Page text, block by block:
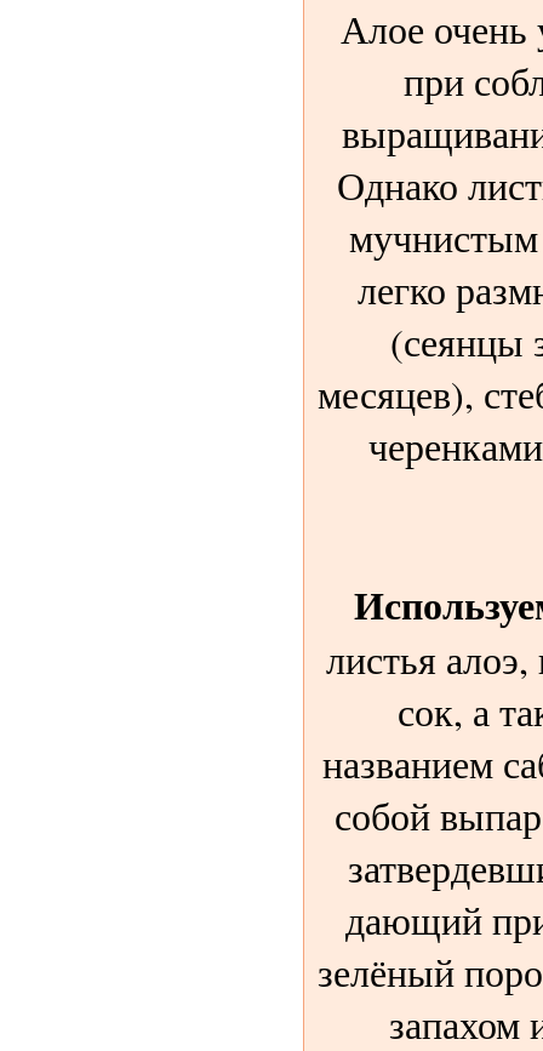
Алое очень
при
Однако
мучнистым
легко
(сеянцы
месяцев),
листья
сок, а
названием
собой
дающий
зелёный
запахом